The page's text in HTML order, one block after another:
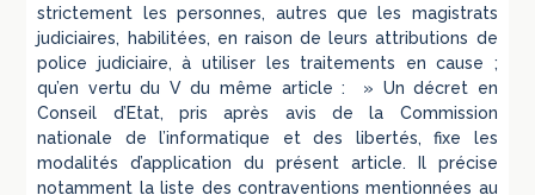
strictement les personnes, autres que les magistrats
judiciaires, habilitées, en raison de leurs attributions de
police judiciaire, à utiliser les traitements en cause ;
qu’en vertu du V du même article : » Un décret en
Conseil d’Etat, pris après avis de la Commission
nationale de l’informatique et des libertés, fixe les
modalités d’application du présent article. Il précise
notamment la liste des contraventions mentionnées au